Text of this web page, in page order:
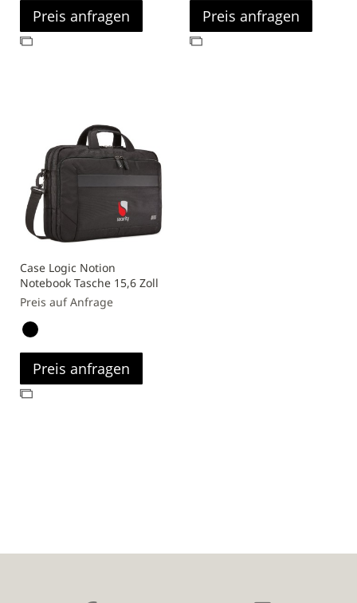
Preis anfragen
Zur
Preis anfragen
Zur
Case Logic Notion
Notebook Tasche 15,6 Zoll
Preis auf Anfrage
Preis anfragen
Zur